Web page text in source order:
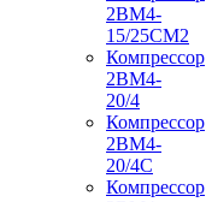
2ВМ4-
15/25СМ2
Компрессор
2ВМ4-
20/4
Компрессор
2ВМ4-
20/4С
Компрессор